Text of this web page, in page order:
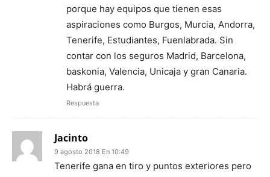
porque hay equipos que tienen esas
aspiraciones como Burgos, Murcia, Andorra,
Tenerife, Estudiantes, Fuenlabrada. Sin
contar con los seguros Madrid, Barcelona,
baskonia, Valencia, Unicaja y gran Canaria.
Habrá guerra.
Respuesta
Jacinto
9 agosto 2018 En 10:49
Tenerife gana en tiro y puntos exteriores pero